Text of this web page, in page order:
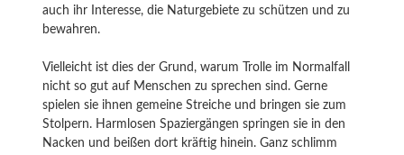
auch ihr Interesse, die Naturgebiete zu schützen und zu
bewahren.
Vielleicht ist dies der Grund, warum Trolle im Normalfall
nicht so gut auf Menschen zu sprechen sind. Gerne
spielen sie ihnen gemeine Streiche und bringen sie zum
Stolpern. Harmlosen Spaziergängen springen sie in den
Nacken und beißen dort kräftig hinein. Ganz schlimm